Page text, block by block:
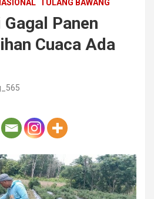
TULANG BAWANG
Panen
Cuaca Ada